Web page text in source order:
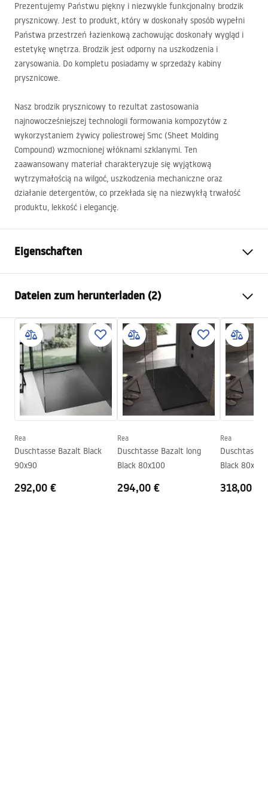
Prezentujemy Państwu piękny i niezwykle funkcjonalny brodzik
prysznicowy. Jest to produkt, który w doskonały sposób wypełni
Państwa przestrzeń łazienkową zachowując doskonały wygląd i
estetykę wnętrza. Brodzik jest odporny na uszkodzenia i
zarysowania. Do kompletu posiadamy w sprzedaży kabiny
prysznicowe.
Nasz brodzik prysznicowy to rezultat zastosowania
najnowocześniejszej technologii formowania kompozytów z
wykorzystaniem żywicy poliestrowej Smc (Sheet Molding
Compound) wzmocnionej włóknami szklanymi. Ten
zaawansowany materiał charakteryzuje się wyjątkową
wytrzymałością na wilgoć, uszkodzenia mechaniczne oraz
działanie detergentów, co przekłada się na niezwykłą trwałość
produktu, lekkość i elegancję.
Eigenschaften
Material
SMC-Komposit
Länge
1200mm
Breite
800 mm
Höhe
25mm
Montageart
Auf dem Boden, Bodengleich
Ablaufdurchmesser
90
mm
Zuschneidbar
Ja
Siphon inklusive
Garantie
24 monate
Dateien zum herunterladen (2)
Installationsanleitung
manual - DE.pdf
Anweisungen zum Einbau
Shower tray.pdf
Rea
Duschtasse Bazalt Black
90x90
292,00 €
Rea
Duschtasse Bazalt long
Black 80x100
294,00 €
Rea
Duschtasse
Black 80x120
318,00 €